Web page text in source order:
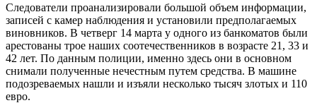
Следователи проанализировали большой объем информации,
записей с камер наблюдения и установили предполагаемых
виновников. В четверг 14 марта у одного из банкоматов были
арестованы трое наших соотечественников в возрасте 21, 33 и
42 лет. По данным полиции, именно здесь они в основном
снимали полученные нечестным путем средства. В машине
подозреваемых нашли и изъяли несколько тысяч злотых и 110
евро.